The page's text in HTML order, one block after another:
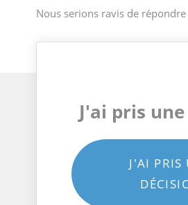
Nous serions ravis de
J'ai pris
J'AI PRIS